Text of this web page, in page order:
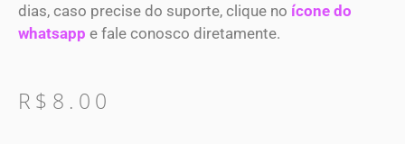
dias, caso precise do suporte, clique no ícone do
whatsapp e fale conosco diretamente.
R$ 8.00